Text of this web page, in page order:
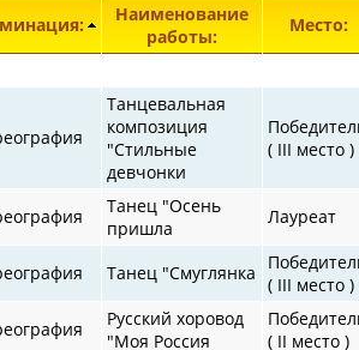
Наименование
работы:
Место:
Танцевальная
композиция
"Стильные
девчонки
( III место )
Танец "Осень
пришла
Лауреат
Танец "Смуглянка
( III место )
Русский хоровод
"Моя Россия
( II место )